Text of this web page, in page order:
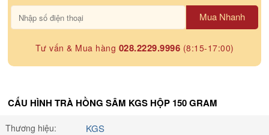
Mua Nhanh
Tư vấn & Mua hàng 028.2229.9996 (8:15-17:00)
CẤU HÌNH TRÀ HỒNG SÂM KGS HỘP 150 GRAM
Thương hiệu: KGS